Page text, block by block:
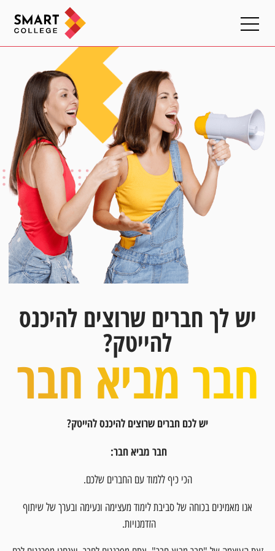
יש לך חברים שרוצים להיכנס
להייטק?
חבר מביא חבר
יש לכם חברים שרוצים להיכנס להייטק?
חבר מביא חבר:
הכי כיף ללמוד עם החברים שלכם.
אנו מאמינים בכוחה של סביבת לימוד מעצימה ונעימה ובערך של שיתוף
הזדמנויות.